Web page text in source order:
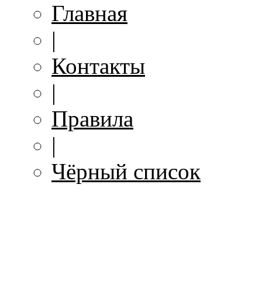
Главная
|
Контакты
|
Правила
|
Чёрный список